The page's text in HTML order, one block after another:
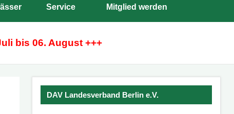
Service Mitglied werden
bis 06. August +++
DAV Landesverband Berlin e.V.